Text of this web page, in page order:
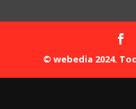
© webedia 2024.